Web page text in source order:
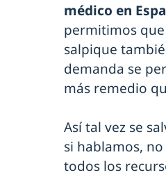
médico en
permitimos
salpique
demanda se
más remedio
Así tal vez se
si hablamos,
todos los